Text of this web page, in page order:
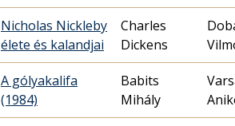
Nicholas Nickleby
élete és kalandjai
Charles
Dickens
A gólyakalifa
(1984)
Babits
Mihály